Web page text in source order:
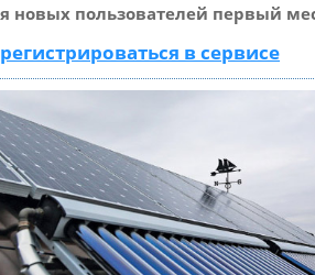
новых пользователей первый
в сервисе